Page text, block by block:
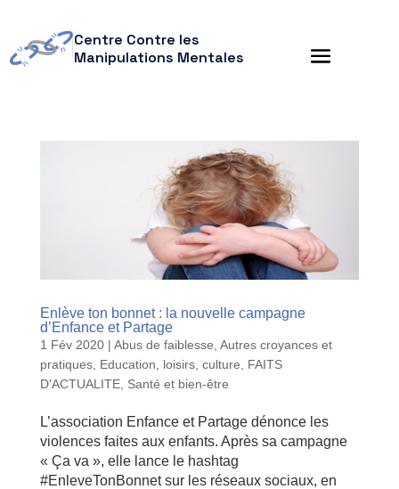
Centre Contre les
Manipulations Mentales
Enlève ton bonnet : la nouvelle campagne
d’Enfance et Partage
1 Fév 2020| Abus de faiblesse Autres croyances et
pratiques, Education, loisirs, culture
FAITS
D'ACTUALITE, Santé et bien-être
L’association Enfance et Partage dénonce les
violences faites aux enfants. Après sa campagne
« Ça va », elle lance le hashtag
#EnleveTonBonnet sur les réseaux sociaux, en